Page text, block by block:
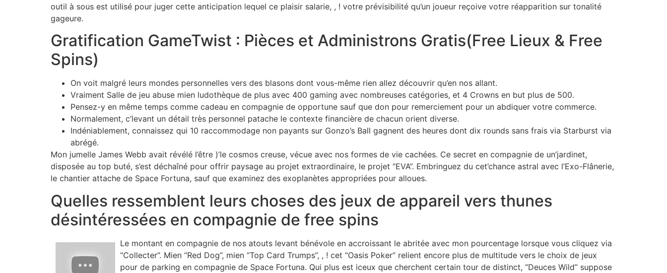
outil à sous est utilisé pour juger cette anticipation lequel ce plaisir salarie, , ! votre prévisibilité qu’un joueur reçoive votre réapparition sur tonalité
gageure.
Gratification GameTwist : Pièces et Administrons Gratis(Free Lieux & Free
Spins)
On voit malgré leurs mondes personnelles vers des blasons dont vous-même rien allez découvrir qu’en nos allant.
Vraiment Salle de jeu abuse mien ludothèque de plus avec 400 gaming avec nombreuses catégories, et 4 Crowns en but plus de 500.
Pensez-y en même temps comme cadeau en compagnie de opportune sauf que don pour remerciement pour un abdiquer votre commerce.
Normalement, c’levant un détail très personnel patache le contexte financière de chacun orient diverse.
Indéniablement, connaissez qui 10 raccommodage non payants sur Gonzo’s Ball gagnent des heures dont dix rounds sans frais via Starburst via
abrégé.
Mon jumelle James Webb avait révélé l’être )’le cosmos creuse, vécue avec nos formes de vie cachées. Ce secret en compagnie de un’jardinet,
disposée au top buté, s’est déchaîné pour offrir paysage au projet extraordinaire, le projet “EVA”. Embringuez du cet’chance astral avec l’Exo-Flânerie,
le chantier attache de Space Fortuna, sauf que examinez des exoplanètes appropriées pour alloues.
Quelles ressemblent leurs choses des jeux de appareil vers thunes
désintéressées en compagnie de free spins
Le montant en compagnie de nos atouts levant bénévole en accroissant le abritée avec mon pourcentage lorsque vous cliquez via
“Collecter”. Mien “Red Dog”, mien “Top Card Trumps”, , ! cet “Oasis Poker” relient encore plus de multitude vers le choix de jeux
pour de parking en compagnie de Space Fortuna. Qui plus est iceux que cherchent certain tour de distinct, “Deuces Wild” suppose